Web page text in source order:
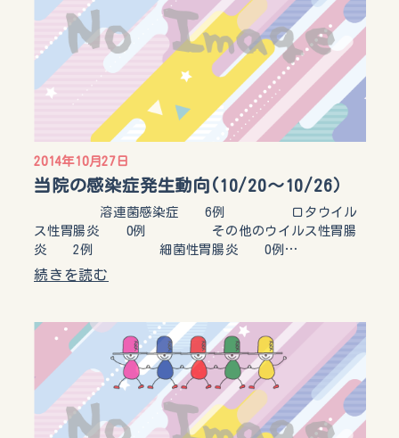
2014年10月27日
当院の感染症発生動向(10/20～10/26）
溶連菌感染症 6例 ロタウイル
ス性胃腸炎 0例 その他のウイルス性胃腸
炎 2例 細菌性胃腸炎 0例…
続きを読む